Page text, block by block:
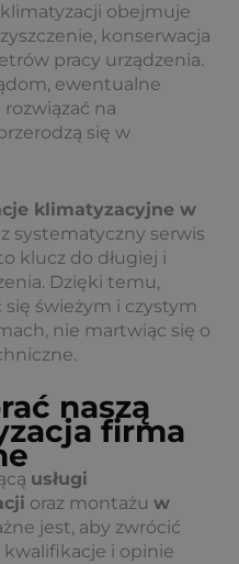
obejmuje
konserwacja
pracy urządzenia.
ewentualne
na
się w
klimatyzacyjne w
systematyczny serwis
klucz do długiej i
Dzięki temu,
świeżym i czystym
nie martwiąc się o
naszą
firma
usługi
oraz montażu w
jest, aby zwrócić
i opinie